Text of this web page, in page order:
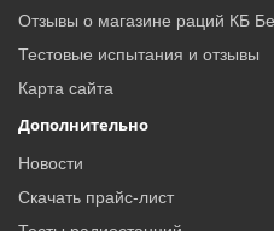
Отзывы о магазине раций КБ
Тестовые испытания и отзывы
Карта сайта
Дополнительно
Новости
Скачать прайс-лист